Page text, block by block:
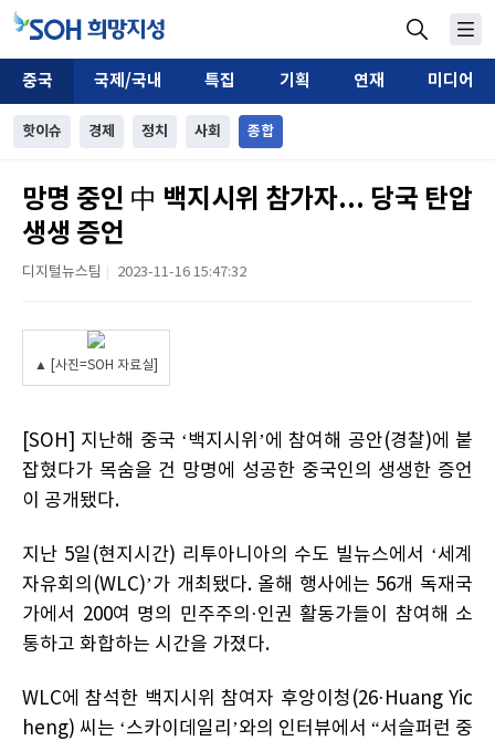
중국 국제/국내 특집 기획 연재 미디어
핫이슈 경제 정치 사회 종합
망명 중인 中 백지시위 참가자... 당국 탄압
생생 증언
디지털뉴스팀 2023-11-16 15:47:32
▲ [사진=SOH 자료실]
[SOH] 지난해 중국 ‘백지시위’에 참여해 공안(경찰)에 붙
잡혔다가 목숨을 건 망명에 성공한 중국인의 생생한 증언
이 공개됐다.
지난 5일(현지시간) 리투아니아의 수도 빌뉴스에서 ‘세계
자유회의(WLC)’가 개최됐다. 올해 행사에는 56개 독재국
가에서 200여 명의 민주주의·인권 활동가들이 참여해 소
통하고 화합하는 시간을 가졌다.
WLC에 참석한 백지시위 참여자 후앙이청(26·Huang Yic
heng) 씨는 ‘스카이데일리’와의 인터뷰에서 “서슬퍼런 중